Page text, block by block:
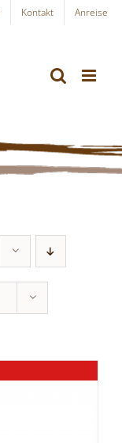
Kontakt
Anreise